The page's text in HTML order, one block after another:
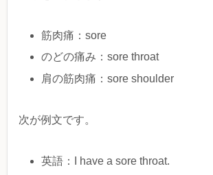
筋肉痛：sore
のどの痛み：sore throat
肩の筋肉痛：sore shoulder
次が例文です。
英語：I have a sore throat.